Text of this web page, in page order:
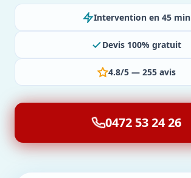
Intervention en 45 min
Devis 100% gratuit
4.8/5 — 255 avis
0472 53 24 26